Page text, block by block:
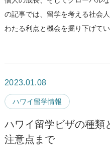
の記事では、留学を考える社会
わたる利点と機会を掘り下げて
2023.01.08
ハワイ留学情報
ハワイ留学ビザの種類
注意点まで